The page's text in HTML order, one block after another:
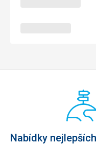
Nabídky